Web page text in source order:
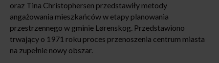
oraz Tina Christophersen przedstawiły metody
angażowania mieszkańców w etapy planowania
przestrzennego w gminie Lørenskog. Przedstawiono
trwający o 1971 roku proces przenoszenia centrum miasta
na zupełnie nowy obszar.